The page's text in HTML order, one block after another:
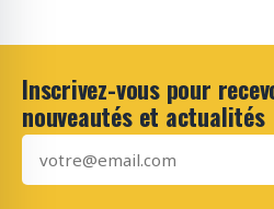
Inscrivez-vous pour
nouveautés et actualités